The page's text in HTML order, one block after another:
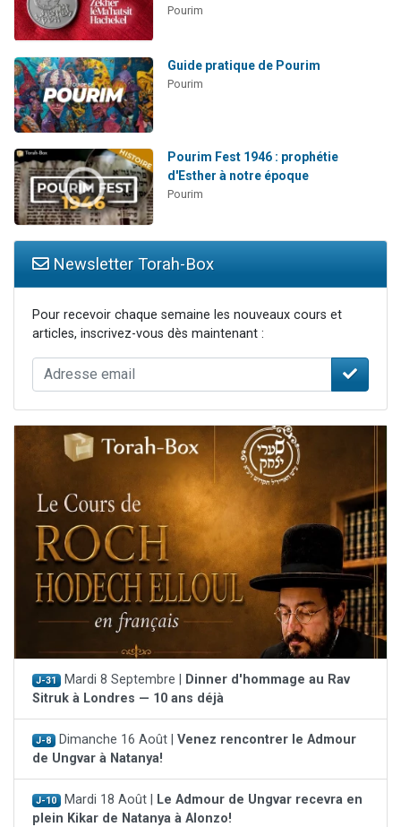
Pourim
Guide pratique de Pourim
Pourim
Pourim Fest 1946 : prophétie
d'Esther à notre époque
Pourim
Newsletter Torah-Box
Pour recevoir chaque semaine les nouveaux cours et
articles, inscrivez-vous dès maintenant :
J-31 Mardi 8 Septembre |
Dinner d'hommage au Rav
Sitruk à Londres — 10 ans déjà
J-8 Dimanche 16 Août | Venez rencontrer le Admour
de Ungvar à Natanya!
J-10 Mardi 18 Août |
Le Admour de Ungvar recevra en
plein Kikar de Natanya à Alonzo!